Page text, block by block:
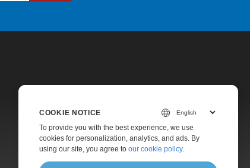
Pricing
Paid Support
About
COOKIE NOTICE
To provide you with the best experience, we use
cookies for personalization, analytics, and ads. By
using our site, you agree to our cookie policy.